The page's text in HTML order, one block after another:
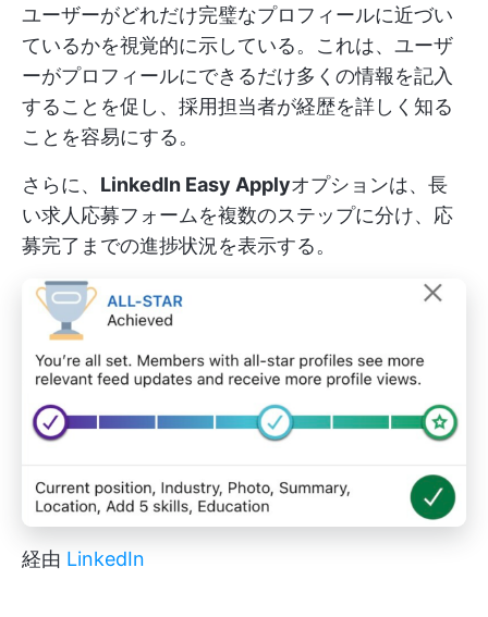
ユーザーがどれだけ完璧なプロフィールに近づい
ているかを視覚的に示している。これは、ユーザ
ーがプロフィールにできるだけ多くの情報を記入
することを促し、採用担当者が経歴を詳しく知る
ことを容易にする。
さらに、 LinkedIn Easy Applyオプションは、長
い求人応募フォームを複数のステップに分け、応
募完了までの進捗状況を表示する。
経由 LinkedIn